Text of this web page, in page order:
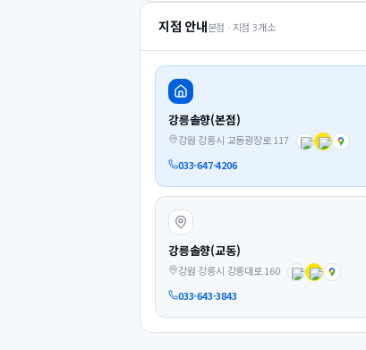
지점 안내본점 · 지점 3개소
강릉솔향(본점)
강원 강릉시 교동광장로 117
033-647-4206
강릉솔향(교동)
강원 강릉시 강릉대로 160
033-643-3843